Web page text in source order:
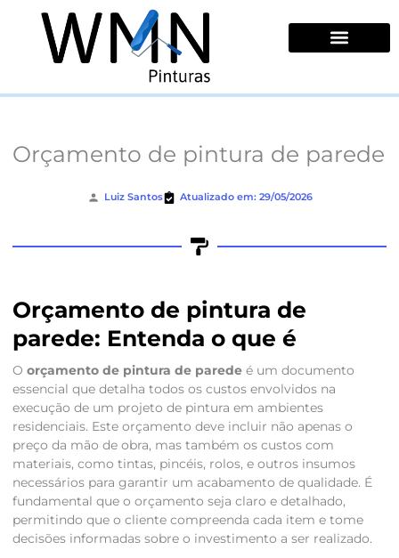
conteúdo
Orçamento de pintura de parede
Luiz Santos Atualizado em: 29/05/2026
Orçamento de pintura de
parede: Entenda o que é
O orçamento de pintura de paredeé um documento
essencial que detalha todos os custos envolvidos na
execução de um projeto de pintura em ambientes
residenciais. Este orçamento deve incluir não apenas o
preço da mão de obra, mas também os custos com
materiais, como tintas, pincéis, rolos, e outros insumos
necessários para garantir um acabamento de qualidade. É
fundamental que o orçamento seja claro e detalhado,
permitindo que o cliente compreenda cada item e tome
decisões informadas sobre o investimento a ser realizado.